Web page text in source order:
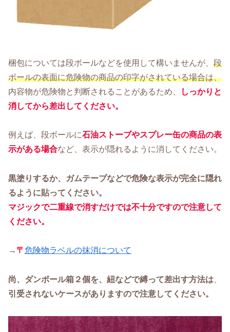
梱包については段ボールなどを使用して構いませんが、 段
ボールの表面に危険物の商品の印字がされている場合は、
内容物が危険物と判断されることがあるため、
しっかりと
消してから差出してください。
例えば、段ボールに石油ストーブやスプレー缶の商品の表
示がある場合など、表示が隠れるように消してください。
黒塗りするか、ガムテープなどで危険な表示が完全に隠れ
るように貼ってください。
マジックで二重線で消すだけでは不十分ですので注意して
ください。
→ 〒 危険物ラベルの抹消について
尚、ダンボール箱２個を、紐などで縛って差出す方法は
引受されないケースがありますので注意してください。